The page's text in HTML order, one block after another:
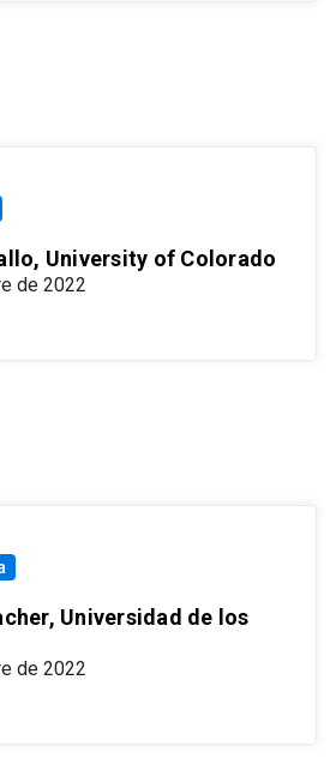
University of Colorado
de 2022
Universidad de los
de 2022